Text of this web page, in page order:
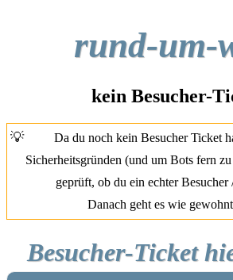
rund-um-
kein Besucher-
💡
Da du noch kein Besucher Ticket
Sicherheitsgründen (und um Bots fern
geprüft, ob du ein echter Besucher
Danach geht es wie
Besucher-Ticket